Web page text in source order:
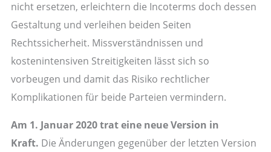
nicht ersetzen, erleichtern die Incoterms doch dessen
Gestaltung und verleihen beiden Seiten
Rechtssicherheit. Missverständnissen und
kostenintensiven Streitigkeiten lässt sich so
vorbeugen und damit das Risiko rechtlicher
Komplikationen für beide Parteien vermindern.
Am 1. Januar 2020 trat eine neue Version in
Kraft. Die Änderungen gegenüber der letzten Version